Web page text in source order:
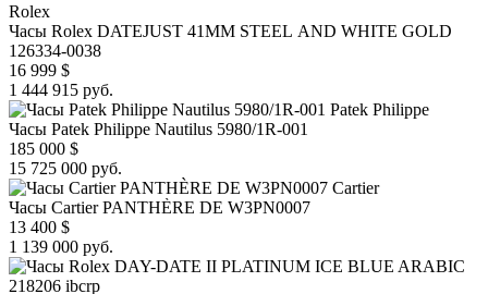
Rolex
Часы Rolex DATEJUST 41MM STEEL AND WHITE GOLD
126334-0038
16 999 $
1 444 915 руб.
Patek Philippe
Часы Patek Philippe Nautilus 5980/1R-001
185 000 $
15 725 000 руб.
Cartier
Часы Cartier PANTHÈRE DE W3PN0007
13 400 $
1 139 000 руб.